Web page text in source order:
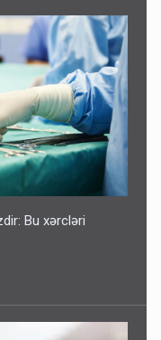
Bu xərcləri